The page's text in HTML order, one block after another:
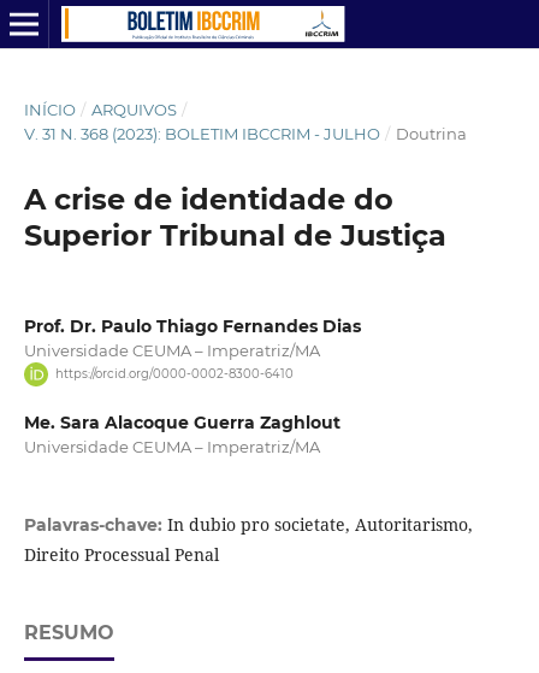
INÍCIO / ARQUIVOS /
V. 31 N. 368 (2023): BOLETIM IBCCRIM - JULHO / Doutrina
A crise de identidade do
Superior Tribunal de Justiça
Prof. Dr. Paulo Thiago Fernandes Dias
Universidade CEUMA – Imperatriz/MA
https://orcid.org/0000-0002-8300-6410
Me. Sara Alacoque Guerra Zaghlout
Universidade CEUMA – Imperatriz/MA
Palavras-chave: In dubio pro societate, Autoritarismo,
Direito Processual Penal
RESUMO